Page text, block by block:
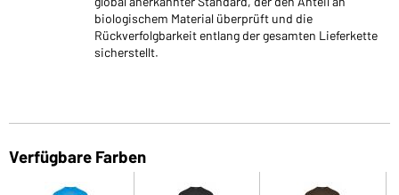
biologischem Material überprüft und die
Rückverfolgbarkeit entlang der gesamten Lieferkette
sicherstellt.
Verfügbare Farben